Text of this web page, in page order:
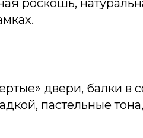
двери, балки в
пастельные тона,